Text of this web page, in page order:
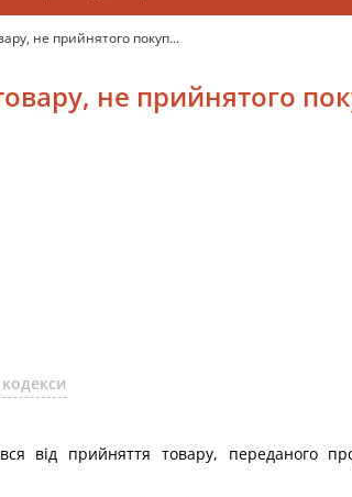
не прийнятого покуп...
не прийнятого
від прийняття товару, переданого